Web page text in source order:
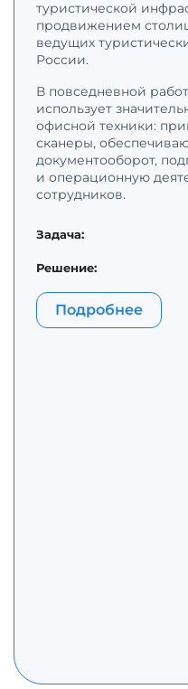
туристической
продвижением
ведущих
России.
В повседневной
использует
офисной техники:
сканеры,
документооборот,
и операционную
сотрудников.
Задача:
Решение:
Подробнее